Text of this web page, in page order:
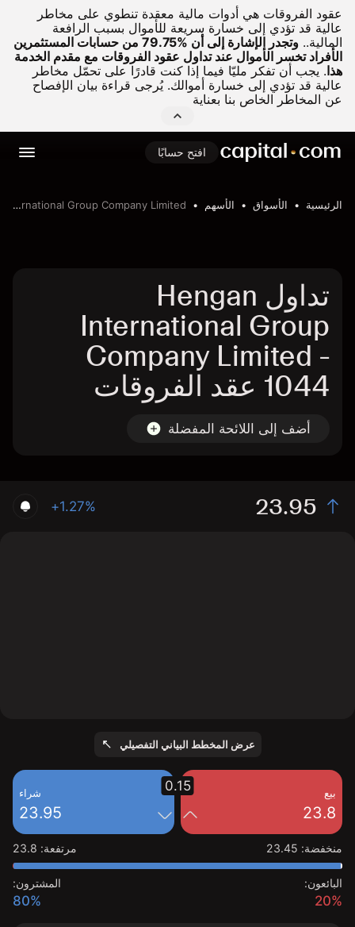
عقود الفروقات هي أدوات مالية معقدة تنطوي على مخاطر
عالية قد تؤدي إلى خسارة سريعة للأموال بسبب الرافعة
المالية..
وتجدر الإشارة إلى أن %79.75 من حسابات المستثمرين
الأفراد تخسر الأموال عند تداول عقود الفروقات مع مقدم الخدمة
هذا. يجب أن تفكر مليّا فيما إذا كنت قادرًا على تحمّل مخاطر
عالية قد تؤدي إلى خسارة أموالك. يُرجى قراءة بيان الإفصاح
عن المخاطر الخاص بنا بعناية
افتح حسابًا
الرئيسية الأسواق الأسهم Hengan International Group Company Limited
تداول Hengan
International Group
Company Limited -
1044 عقد الفروقات
أضف إلى اللائحة المفضلة
23.95
+1.27%
عرض المخطط البياني التفصيلي
بيع
23.8
شراء
23.95
0.15
منخفضة:
23.45 مرتفعة:
23.8
البائعون:
20%
المشترون:
80%